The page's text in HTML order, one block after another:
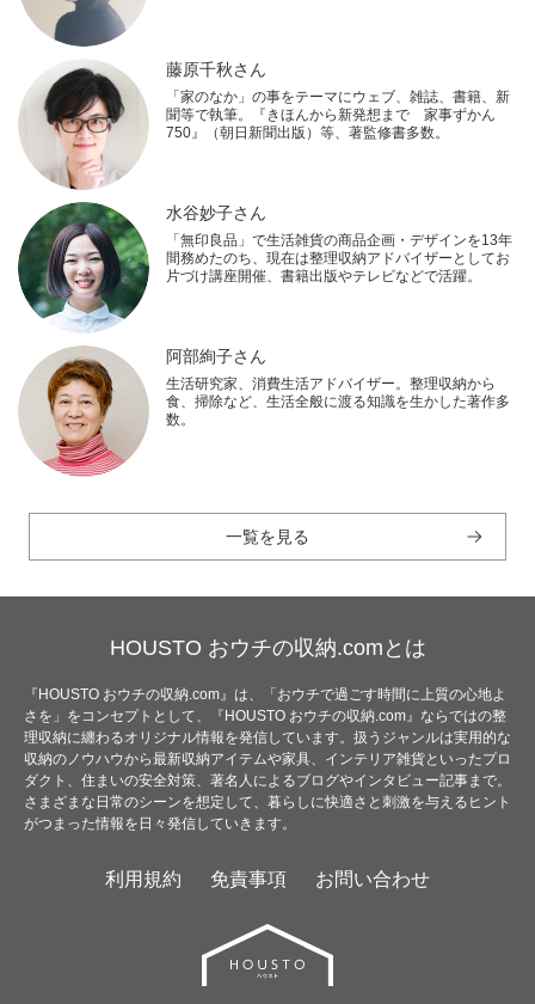
藤原千秋さん
「家のなか」の事をテーマにウェブ、雑誌、書籍、新
聞等で執筆。『きほんから新発想まで 家事ずかん
750』（朝日新聞出版）等、著監修書多数。
水谷妙子さん
「無印良品」で生活雑貨の商品企画・デザインを13年
間務めたのち、現在は整理収納アドバイザーとしてお
片づけ講座開催、書籍出版やテレビなどで活躍。
阿部絢子さん
生活研究家、消費生活アドバイザー。整理収納から
食、掃除など、生活全般に渡る知識を生かした著作多
数。
一覧を見る
HOUSTO おウチの収納.comとは
『HOUSTO おウチの収納.com』は、「おウチで過ごす時間に上質の心地よ
さを」をコンセプトとして、『HOUSTO おウチの収納.com』ならではの整
理収納に纏わるオリジナル情報を発信しています。扱うジャンルは実用的な
収納のノウハウから最新収納アイテムや家具、インテリア雑貨といったプロ
ダクト、住まいの安全対策、著名人によるブログやインタビュー記事まで。
さまざまな日常のシーンを想定して、暮らしに快適さと刺激を与えるヒント
がつまった情報を日々発信していきます。
利用規約 免責事項 お問い合わせ